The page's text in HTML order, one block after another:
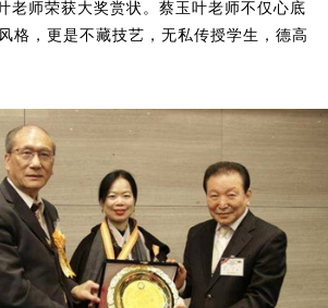
老师荣获大奖赏状。蔡玉叶老师不仅心底
格，更是不藏技艺，无私传授学生，德高